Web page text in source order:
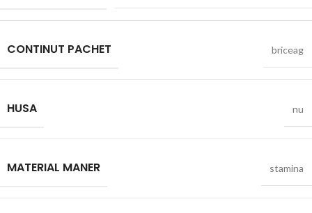
CONTINUT PACHET briceag
HUSA nu
MATERIAL MANER stamina